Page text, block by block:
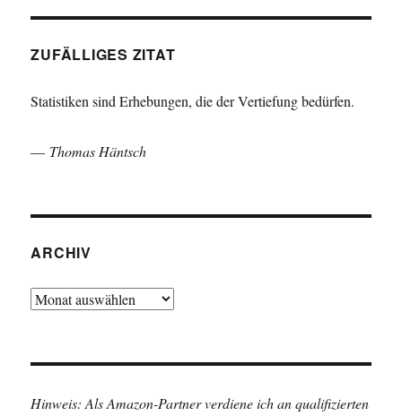
ZUFÄLLIGES ZITAT
Statistiken sind Erhebungen, die der Vertiefung bedürfen.
— Thomas Häntsch
ARCHIV
Archiv
Hinweis: Als Amazon-Partner verdiene ich an qualifizierten